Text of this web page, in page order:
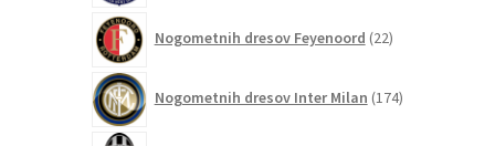
Nogometnih dresov Feyenoord 22izdelkov
Nogometnih dresov Inter Milan 174izdelkov